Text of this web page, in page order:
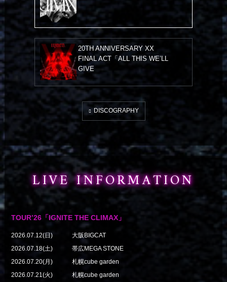
20TH ANNIVERSARY XX
FINAL ACT「ALL THIS WE’LL
GIVE
DISCOGRAPHY
LIVE INFORMATION
TOUR’26「IGNITE THE CLIMAX」
2026.07.12(日)
大阪BIGCAT
2026.07.18(土)
帯広MEGA STONE
2026.07.20(月)
札幌cube garden
2026.07.21(火)
札幌cube garden